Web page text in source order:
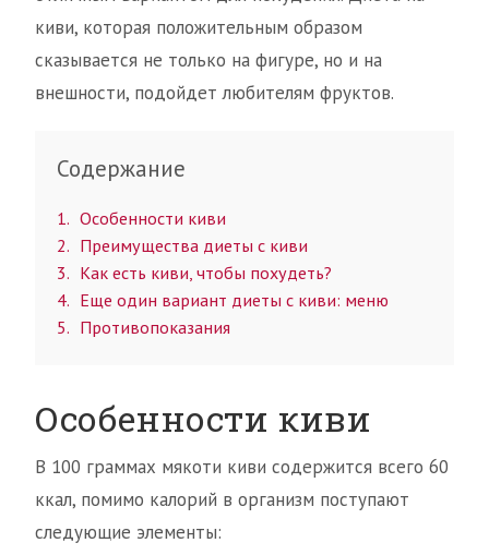
киви, которая положительным образом
сказывается не только на фигуре, но и на
внешности, подойдет любителям фруктов.
Содержание
1
Особенности киви
2
Преимущества диеты с киви
3
Как есть киви, чтобы похудеть?
4
Еще один вариант диеты с киви: меню
5
Противопоказания
Особенности киви
В 100 граммах мякоти киви содержится всего 60
ккал, помимо калорий в организм поступают
следующие элементы: